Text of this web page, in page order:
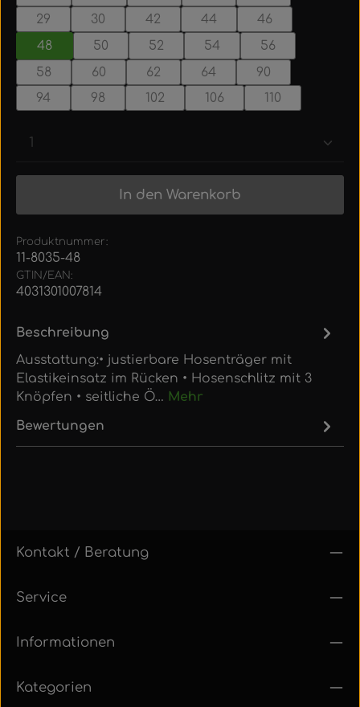
29
30 42 44
46
48
50 52 54
56
58
60 62 64
90
94
98 102 106 110
Produkt Anzahl: Gib den gewünschten Wert
In den Warenkorb
Produktnummer:
11-8035-48
GTIN/EAN:
4031301007814
Beschreibung
Ausstattung:• justierbare Hosenträger mit
Elastikeinsatz im Rücken • Hosenschlitz mit 3
Knöpfen • seitliche Ö… Mehr
Bewertungen
Kontakt / Beratung
Service
Informationen
Kategorien